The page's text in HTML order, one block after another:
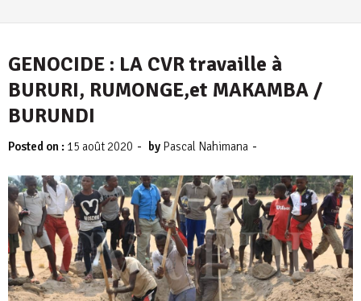
GENOCIDE : LA CVR travaille à
BURURI, RUMONGE,et MAKAMBA /
BURUNDI
Posted on : 15 août 2020 - by Pascal Nahimana -